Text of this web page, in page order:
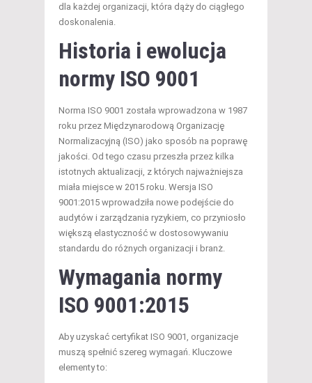
dla każdej organizacji, która dąży do ciągłego
doskonalenia.
Historia i ewolucja
normy ISO 9001
Norma ISO 9001 została wprowadzona w 1987
roku przez Międzynarodową Organizację
Normalizacyjną (ISO) jako sposób na poprawę
jakości. Od tego czasu przeszła przez kilka
istotnych aktualizacji, z których najważniejsza
miała miejsce w 2015 roku. Wersja ISO
9001:2015 wprowadziła nowe podejście do
audytów i zarządzania ryzykiem, co przyniosło
większą elastyczność w dostosowywaniu
standardu do różnych organizacji i branż.
Wymagania normy
ISO 9001:2015
Aby uzyskać certyfikat ISO 9001, organizacje
muszą spełnić szereg wymagań. Kluczowe
elementy to: